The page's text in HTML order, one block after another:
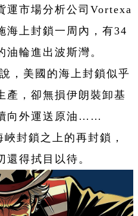
運市場分析公司Vortexa
海上封鎖一周內，有34
輪進出波斯灣。
，美國的海上封鎖似乎
產，卻無損伊朗裝卸基
向外運送原油……
封鎖之上的再封鎖，
得拭目以待。